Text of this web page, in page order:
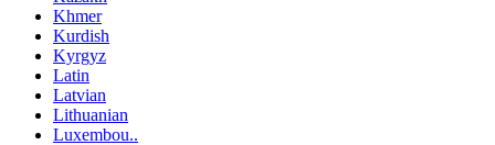
Khmer
Kurdish
Kyrgyz
Latin
Latvian
Lithuanian
Luxembou..